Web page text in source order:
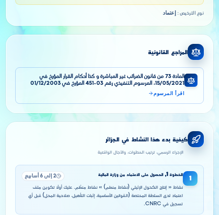
نوع الترخيص: إعتماد
المراجع القانونية
المادة 73 من قانون الضرائب غير المباشرة و كذا أحكام القرار المؤرخ في
15/05/2021، المرسوم التنفيذي رقم 03-451 المؤرخ في 01/12/2003
اقرأ المرسوم
كيفية بدء هذا النشاط في الجزائر
الإجراء الرسمي، ترتيب الخطوات، والآجال الواقعية
1
الخطوة 1
, الحصول على الاعتماد من وزارة المالية 2 إلى 6 أسابيع
نشاط « إنتاج الكحول الإثيلي (نشاط منظم) » نشاط منظَّم. عليك أولًا تكوين ملف
اعتماد لدى السلطة المختصة (القوانين الأساسية، إثبات التأهيل، صلاحية المحل) قبل أي
تسجيل في CNRC.